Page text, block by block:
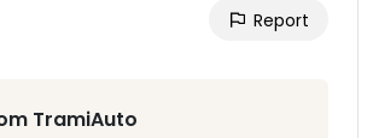
Report
TramiAuto